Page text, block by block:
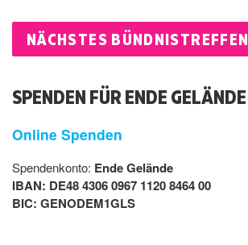
NÄCHSTES BÜNDNISTREFFEN
SPENDEN FÜR ENDE GELÄNDE
Online Spenden
Spendenkonto: Ende Gelände
IBAN: DE48 4306 0967 1120 8464 00
BIC: GENODEM1GLS